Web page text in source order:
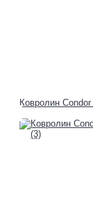
Ковролин